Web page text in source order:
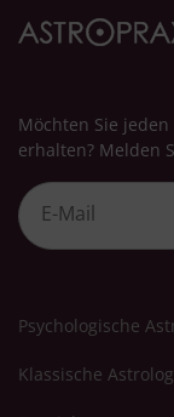
Möchten Sie
erhalten? Melden
Psychologische
Klassische